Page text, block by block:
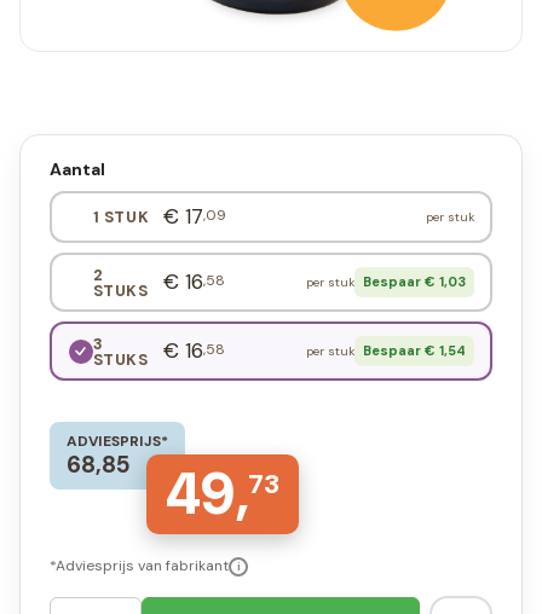
Aantal
1 STUK € 17,09 per stuk
2
STUKS € 16,58 per stuk Bespaar € 1,03
3
STUKS € 16,58 per stuk Bespaar € 1,54
ADVIESPRIJS*
68,85 49,73
*Adviesprijs van fabrikant i